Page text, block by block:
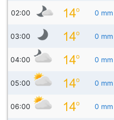
02:00 0 mm
03:00 0 mm
04:00 0 mm
05:00 0 mm
06:00 0 mm